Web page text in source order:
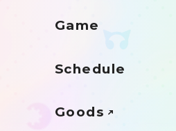
Game
Schedule
Goods